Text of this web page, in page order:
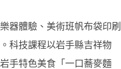
器體驗、美術班帆布袋印刷
科技課程以岩手縣吉祥物
手特色美食「一口蕎麥麵